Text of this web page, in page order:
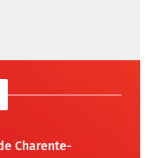
Charente-